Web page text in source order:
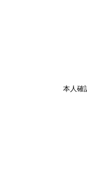
本人確